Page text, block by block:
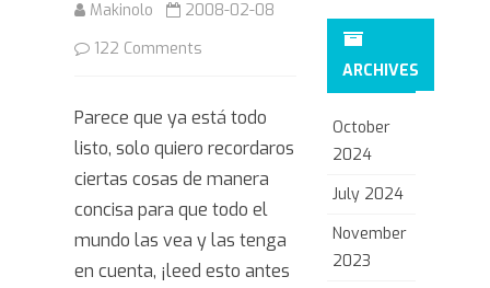
Makinolo
2008-02-08
122 Comments
is
Parece que ya está todo
listo, solo quiero recordaros
ciertas cosas de manera
concisa para que todo el
mundo las vea y las tenga
en cuenta, ¡leed esto antes
ARCHIVES
October
2024
July 2024
November
2023